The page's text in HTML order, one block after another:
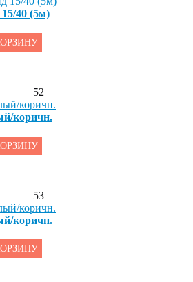
40 (5м)
52
коричн.
53
коричн.